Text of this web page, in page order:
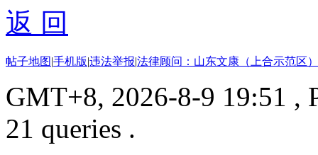
返 回
帖子地图|手机版|违法举报|法律顾问：山东文康（上合示范区
GMT+8, 2026-8-9 19:51 ,
21 queries .